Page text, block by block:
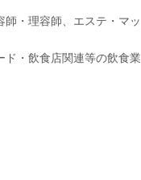
・理容師、エステ・マッ
・飲食店関連等の飲食業